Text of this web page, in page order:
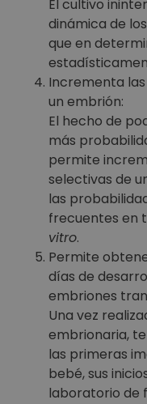
El cultivo
dinámica de
que en
Incrementa
un embrión:
El hecho de
más
permite
selectivas de
las
frecuentes en
vitro.
Permite
días de
embriones
Una vez
embrionaria,
las primeras
bebé, sus
laboratorio de